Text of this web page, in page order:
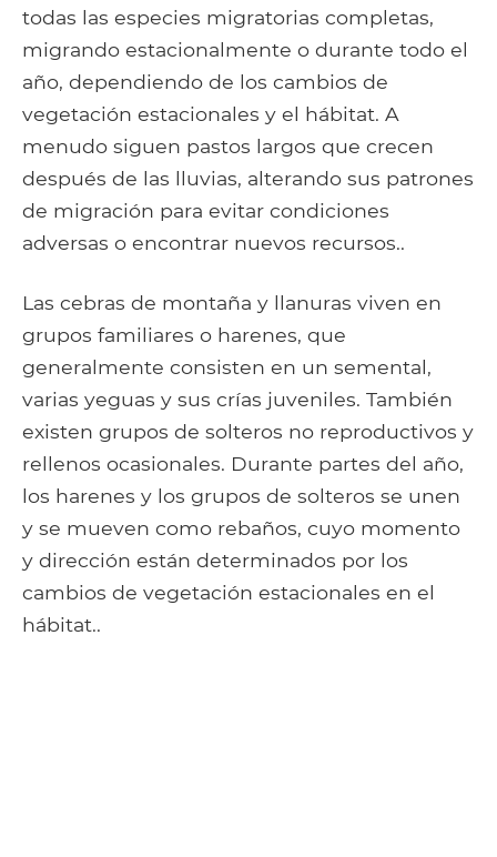
todas las especies migratorias completas,
migrando estacionalmente o durante todo el
año, dependiendo de los cambios de
vegetación estacionales y el hábitat. A
menudo siguen pastos largos que crecen
después de las lluvias, alterando sus patrones
de migración para evitar condiciones
adversas o encontrar nuevos recursos..
Las cebras de montaña y llanuras viven en
grupos familiares o harenes, que
generalmente consisten en un semental,
varias yeguas y sus crías juveniles. También
existen grupos de solteros no reproductivos y
rellenos ocasionales. Durante partes del año,
los harenes y los grupos de solteros se unen
y se mueven como rebaños, cuyo momento
y dirección están determinados por los
cambios de vegetación estacionales en el
hábitat..